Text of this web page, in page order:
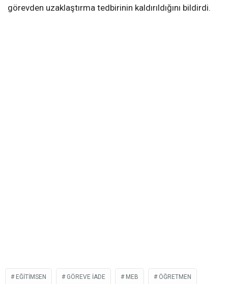
görevden uzaklaştırma tedbirinin kaldırıldığını bildirdi.
EĞİTİMSEN GÖREVE IADE MEB ÖĞRETMEN